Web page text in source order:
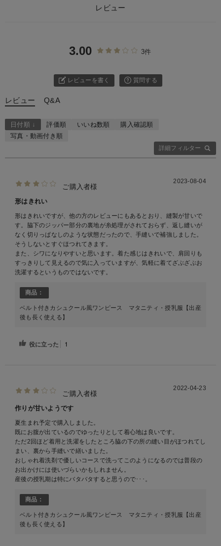
レビュー
3.00 3件
レビューを書く 質問する
レビュー Q&A
詳細フィルター
日付順 ↓ 評価順 いいね数順
購入確認順
写真・動画付き順
ご購入者様
2023-08-04
形はきれい
形はきれいですが、他の方のレビューにもあるとおり、縫製が甘いで
す。脇下のジッパー部分の裏地が糸処理がされておらず、返し縫いが
なく切りっぱなしのような状態だったので、手縫いで補強しました。
そうしないとすぐほつれてきます。
また、シワになりやすいと思います。着た感じはきれいで、肩回りも
すっきりして見えるので気に入っていますが、気軽に着てざぶざぶお
洗濯するというものではないです。
商品：
ベルト付きカシュクール風ワンピース マタニティ・授乳服【出産
後も長く使える】
役に立った 1
ご購入者様
2022-04-23
作りが甘いようです
夏生まれ予定で購入しました。
既にお腹が出ているのでゆったりとして着心地は良いです。
ただ2回ほど着用と洗濯をしたところ脇の下の所の縫い目がほつれてし
まい、裏から手縫いで繕いました。
おしゃれ着洗剤で優しいコースで洗ってこのようになるのでは普段の
お出かけには使いづらいかもしれません。
産後の授乳期は特にバタバタすると思うので･･･。
商品：
ベルト付きカシュクール風ワンピース マタニティ・授乳服【出産
後も長く使える】